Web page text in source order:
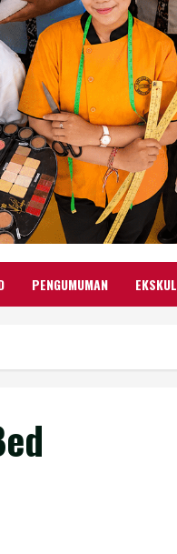
PENGUMUMAN EKSKUL